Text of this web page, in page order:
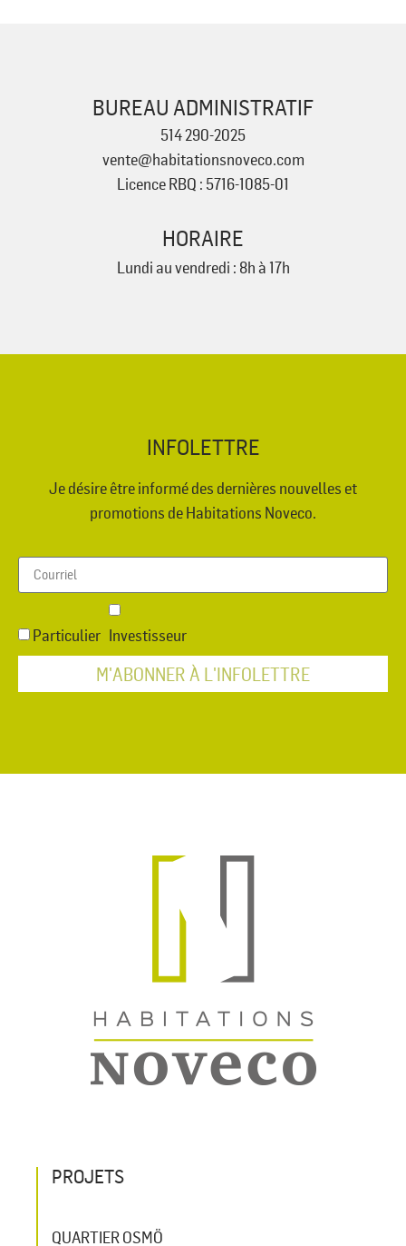
BUREAU ADMINISTRATIF
514 290-2025
vente@habitationsnoveco.com
Licence RBQ : 5716-1085-01
HORAIRE
Lundi au vendredi : 8h à 17h
INFOLETTRE
Je désire être informé des dernières nouvelles et
promotions de Habitations Noveco.
Particulier Investisseur
M'ABONNER À L'INFOLETTRE
PROJETS
QUARTIER OSMÖ